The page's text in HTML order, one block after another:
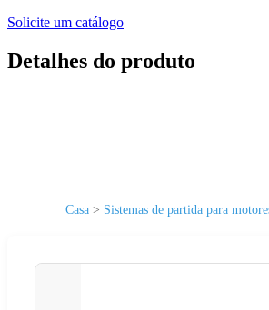
Solicite um catálogo
Detalhes do produto
Casa > Sistemas de partida para